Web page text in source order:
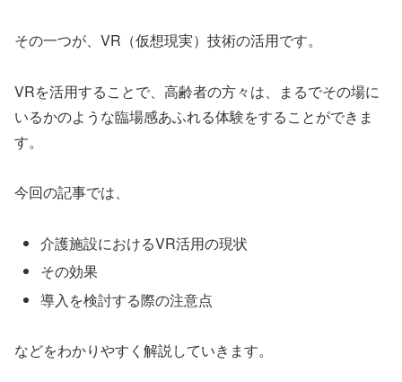
その一つが、VR（仮想現実）技術の活用です。
VRを活用することで、高齢者の方々は、まるでその場に
いるかのような臨場感あふれる体験をすることができま
す。
今回の記事では、
介護施設におけるVR活用の現状
その効果
導入を検討する際の注意点
などをわかりやすく解説していきます。